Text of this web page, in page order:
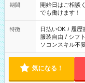
せん ※法令に基
象となります ※
り、短時間・短
期間
開始日はご相
でも働けます！
特徴 日払いOK / 履歴
服装自由 / シフ
ソコンスキル不
気になる！